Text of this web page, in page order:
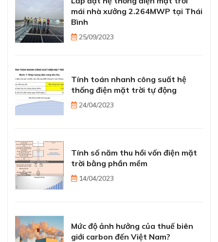
mái nhà xưởng 2.264MWP tại Thái
Bình
25/09/2023
Tính toán nhanh công suất hệ
thống điện mặt trời tự động
24/04/2023
Tính số năm thu hồi vốn điện mặt
trời bằng phần mềm
14/04/2023
Mức độ ảnh hưởng của thuế biên
giới carbon đến Việt Nam?